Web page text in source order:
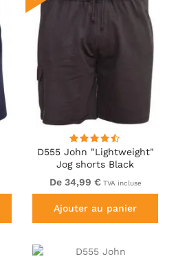
D555 John "Lightweight"
Jog shorts Black
De 34,99 € TVA incluse
Ajouter au panier